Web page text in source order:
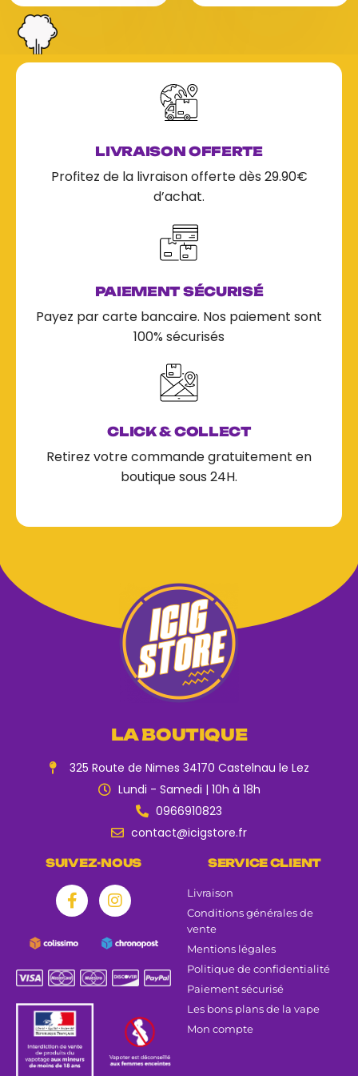
r
5
r
LIVRAISON OFFERTE
Profitez de la livraison offerte dès 29.90€
d’achat.
PAIEMENT SÉCURISÉ
Payez par carte bancaire. Nos paiement sont
100% sécurisés
CLICK & COLLECT
Retirez votre commande gratuitement en
boutique sous 24H.
LA BOUTIQUE
325 Route de Nimes 34170 Castelnau le Lez
Lundi - Samedi | 10h à 18h
0966910823
contact@icigstore.fr
SUIVEZ-NOUS SERVICE CLIENT
Livraison
Conditions générales de
vente
Mentions légales
Politique de confidentialité
Paiement sécurisé
Les bons plans de la vape
Mon compte